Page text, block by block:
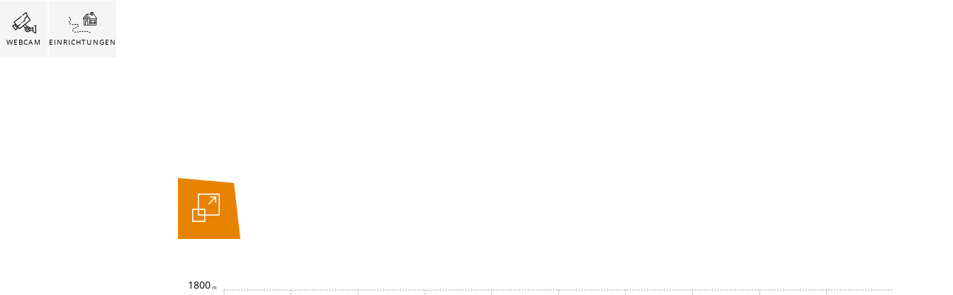
WEBCAM EINRICHTUNGEN
1800